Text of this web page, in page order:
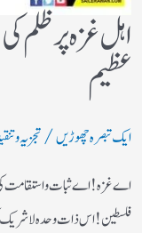
اہل غزہ پر ظلم
عظیم
ایک تبصرہ چھوڑیں/تجزیہ و
اے غزہ! اے ثبات واستقامت کی
فلسطین! اس ذات وحدہ